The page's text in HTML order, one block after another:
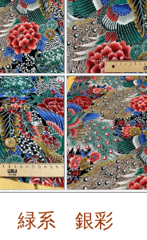
緑系 銀彩